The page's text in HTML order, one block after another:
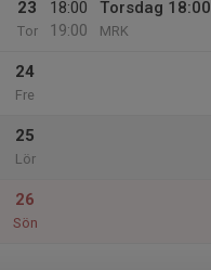
23
Tor
18:00
19:00
Torsdag 18:00
MRK
24
Fre
25
Lör
26
Sön